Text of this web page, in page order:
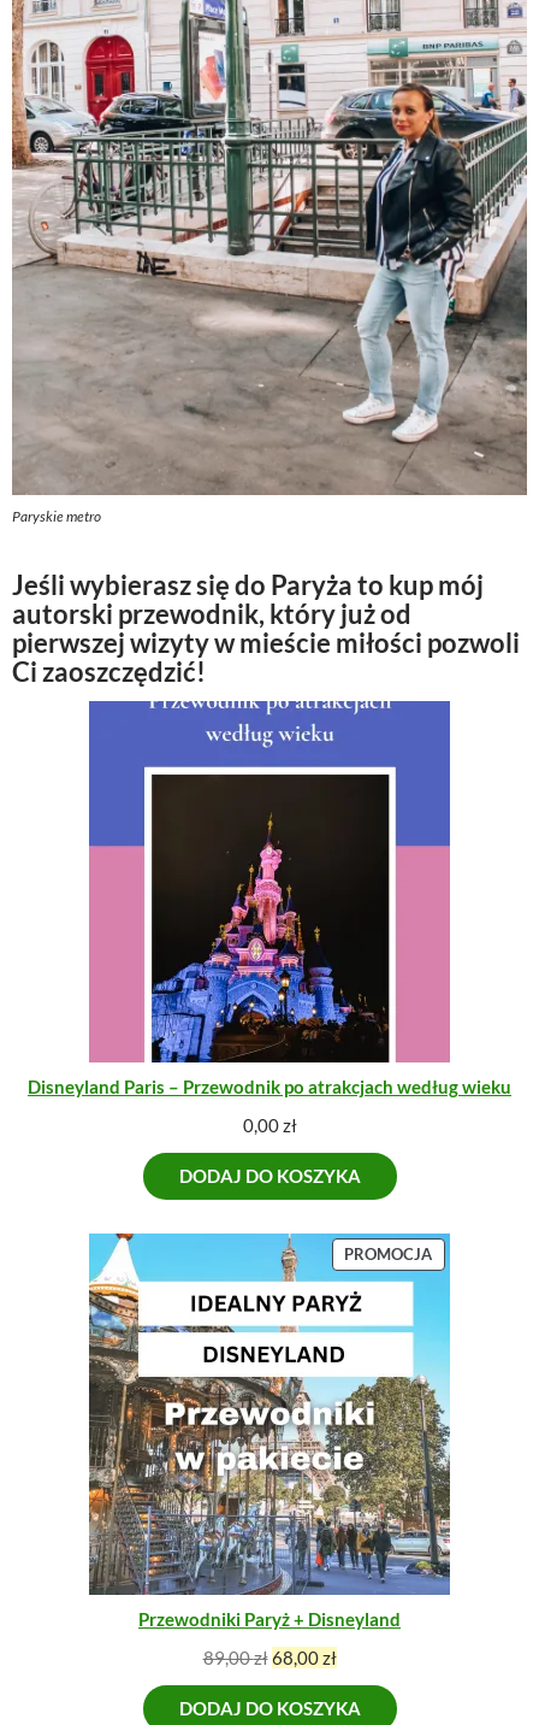
Paryskie metro
Jeśli wybierasz się do Paryża to kup mój
autorski przewodnik, który już od
pierwszej wizyty w mieście miłości pozwoli
Ci zaoszczędzić!
Disneyland Paris – Przewodnik po atrakcjach według wieku
0,00zł
DODAJ DO KOSZYKA
PROMOCJAP
R
T
W
P
R
O
M
O
C
J
I
Przewodniki Paryż + Disneyland
89,00złP
i
e
68,00złA
k
t
DODAJ DO KOSZYKA